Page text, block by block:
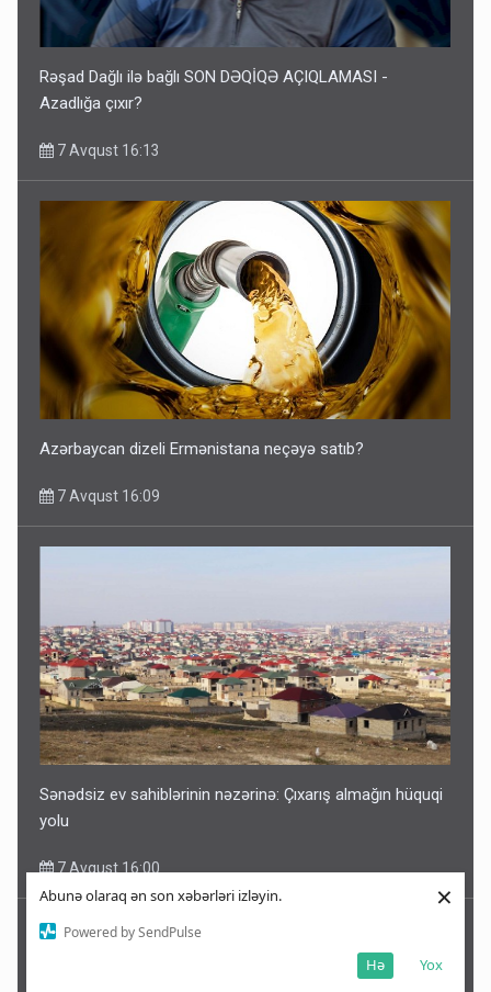
Abunə olaraq ən son xəbərləri izləyin.
Powered by SendPulse
Yox
Hə
×
Rəşad Dağlı ilə bağlı SON DƏQİQƏ AÇIQLAMASI -
Azadlığa çıxır?
7 Avqust 16:13
Azərbaycan dizeli Ermənistana neçəyə satıb?
7 Avqust 16:09
Sənədsiz ev sahiblərinin nəzərinə: Çıxarış almağın hüquqi
yolu
7 Avqust 16:00